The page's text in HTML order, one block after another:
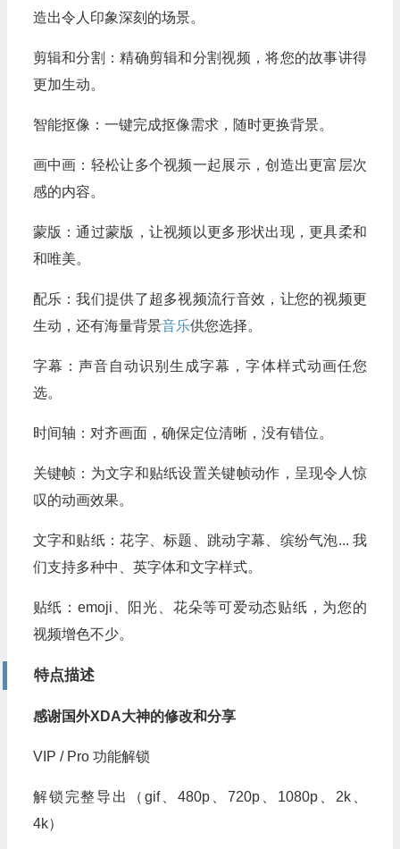
造出令人印象深刻的场景。
剪辑和分割：精确剪辑和分割视频，将您的故事讲得
更加生动。
智能抠像：一键完成抠像需求，随时更换背景。
画中画：轻松让多个视频一起展示，创造出更富层次
感的内容。
蒙版：通过蒙版，让视频以更多形状出现，更具柔和
和唯美。
配乐：我们提供了超多视频流行音效，让您的视频更
生动，还有海量背景音乐供您选择。
字幕：声音自动识别生成字幕，字体样式动画任您
选。
时间轴：对齐画面，确保定位清晰，没有错位。
关键帧：为文字和贴纸设置关键帧动作，呈现令人惊
叹的动画效果。
文字和贴纸：花字、标题、跳动字幕、缤纷气泡... 我
们支持多种中、英字体和文字样式。
贴纸：emoji、阳光、花朵等可爱动态贴纸，为您的
视频增色不少。
特点描述
感谢国外XDA大神的修改和分享
VIP / Pro 功能解锁
解锁完整导出（gif、480p、720p、1080p、2k、
4k）